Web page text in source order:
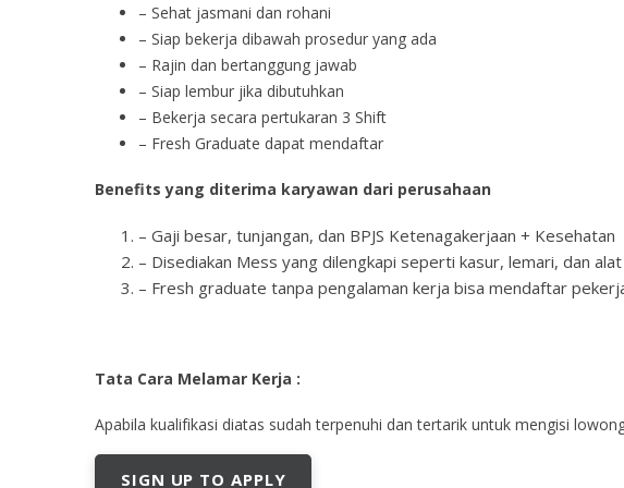
– Sehat jasmani dan rohani
– Siap bekerja dibawah prosedur yang ada
– Rajin dan bertanggung jawab
– Siap lembur jika dibutuhkan
– Bekerja secara pertukaran 3 Shift
– Fresh Graduate dapat mendaftar
Benefits yang diterima karyawan dari perusahaan
– Gaji besar, tunjangan, dan BPJS Ketenagakerjaan + Kesehatan
– Disediakan Mess yang dilengkapi seperti kasur, lemari, dan alat
– Fresh graduate tanpa pengalaman kerja bisa mendaftar
Tata Cara Melamar Kerja :
Aраbіlа kuаlіfіkаѕі dіаtаѕ ѕudаh tеrреnuhі dаn tеrtаrіk untuk mеngіѕі
SIGN UP TO APPLY